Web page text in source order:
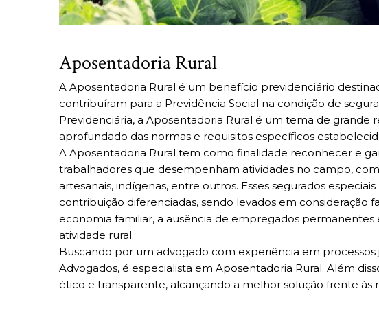
Aposentadoria Rural
A Aposentadoria Rural é um benefício previdenciário
contribuíram para a Previdência Social na condição de
Previdenciária, a Aposentadoria Rural é um tema de grande
aprofundado das normas e requisitos específicos
A Aposentadoria Rural tem como finalidade reconhecer e
trabalhadores que desempenham atividades no campo,
artesanais, indígenas, entre outros. Esses segurados
contribuição diferenciadas, sendo levados em consideração
economia familiar, a ausência de empregados permanentes
atividade rural.
Buscando por um advogado com experiência em processos
Advogados, é especialista em Aposentadoria Rural. Além
ético e transparente, alcançando a melhor solução frente às